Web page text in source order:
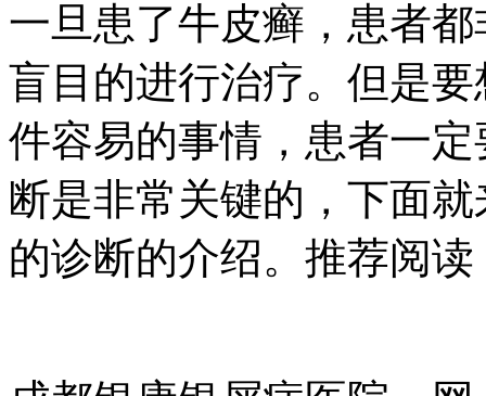
一旦患了牛皮癣，患者
盲目的进行治疗。但是
件容易的事情，患者一
断是非常关键的，下面
的诊断的介绍。推荐阅